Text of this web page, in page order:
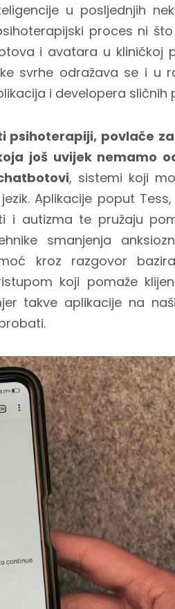
u posljednjih
proces ni
i avatara u kliničkoj
svrhe odražava se i u
i developera sličnih
psihoterapiji, povlače
još uvijek nemamo
, sistemi koji
Aplikacije poput
i autizma te pružaju
smanjenja
kroz razgovor
koji pomaže
takve aplikacije na